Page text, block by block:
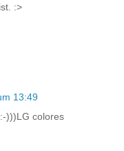
:>
13:49
)))LG colores